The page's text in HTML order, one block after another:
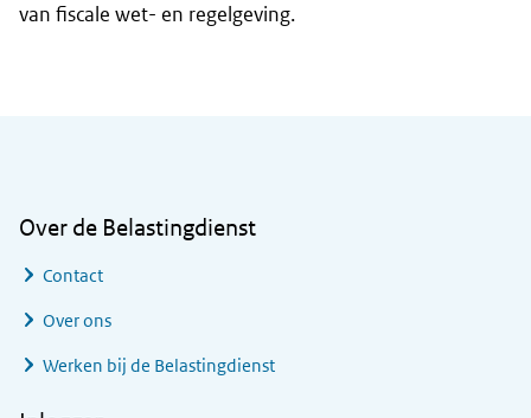
van fiscale wet- en regelgeving.
Over de Belastingdienst
Contact
Over ons
Werken bij de Belastingdienst